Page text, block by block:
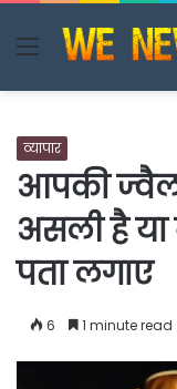
Menu
व्यापार
आपकी
असली है
पता लगाए
6 1 minute read